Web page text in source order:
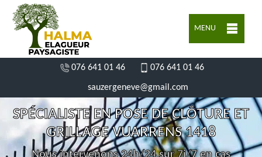
MENU
076 641 01 46 076 641 01 46
sauzergeneve@gmail.com
SPÉCIALISTE EN POSE DE CLÔTURE ET
GRILLAGE VUARRENS 1418
Nous intervenons 24h/24 sur 7j/7 en cas